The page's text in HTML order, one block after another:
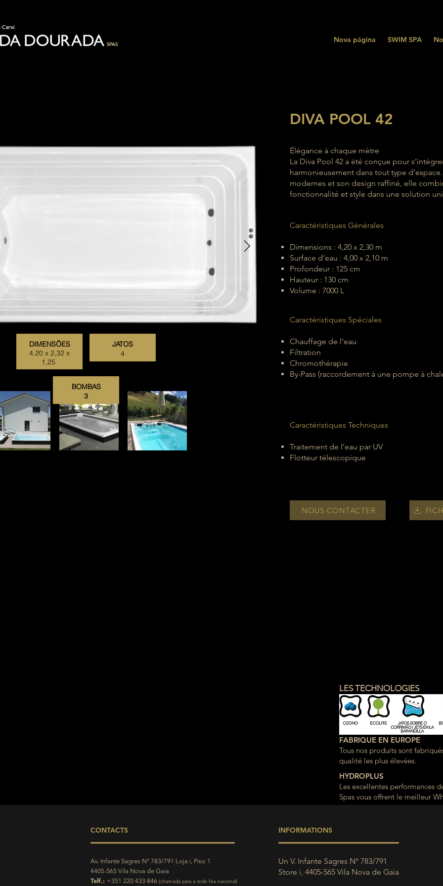
Nova página SWIM SPA
DIMENSÕES
4.20 x 2,32 x
1,25
JATOS
4
BOMBAS
3
DIVA POOL 42
Élégance à chaque mètre
La Diva Pool 42 a été conçue pour
harmonieusement dans tout type
modernes et son design raffiné, elle
fonctionnalité et style dans une solution
Caractéristiques Générales
Dimensions : 4,20 x 2,30 m
Surface d’eau : 4,00 x 2,10 m
Profondeur : 125 cm
Hauteur : 130 cm
Volume : 7000 L
Caractéristiques Spéciales
Chauffage de l’eau
Filtration
Chromothérapie
By-Pass (raccordement à une pompe à
Caractéristiques Techniques
Traitement de l’eau par UV
Flotteur télescopique
NOUS CONTACTER
LES TECHNOLOGIES
FABRIQUE EN EUROPE
Tous nos produits sont
qualité les plus élevées.
HYDROPLUS
Les excellentes performances
Spas vous offrent le meilleur
CONTACTS
Av. Infante Sagres Nº 783/791 Loja i, Piso 1
4405-565 Vila Nova de Gaia
Telf.: +351 220 433 846 (chamada para a rede fixa nacional)
INFORMATIONS
Un V. Infante Sagres Nº 783/791
Store i, 4405-565 Vila Nova de Gaia